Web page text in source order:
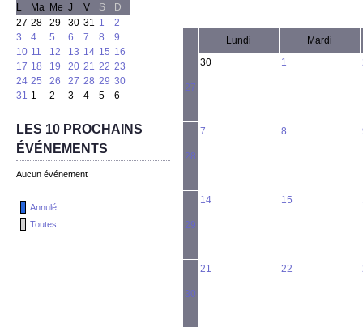
L
Ma Me J V S
D
27 28 29 30 31 1
2
3
4 5 6 7 8
9
10 11 12 13 14 15 16
17 18 19 20 21 22 23
24 25 26 27 28 29 30
31 1 2 3 4 5 6
LES 10 PROCHAINS
ÉVÉNEMENTS
Aucun événement
Annulé
Toutes
Lundi Mardi
27
30 1
28
7 8
29
14 15
30
21 22